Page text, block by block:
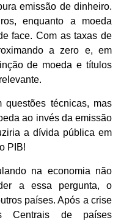
emissão de dinheiro.
enquanto a moeda
face. Com as taxas de
a zero e, em
de moeda e títulos
questões técnicas, mas
ao invés da emissão
a dívida pública em
PIB!
na economia não
a essa pergunta, o
países. Após a crise
Centrais de países